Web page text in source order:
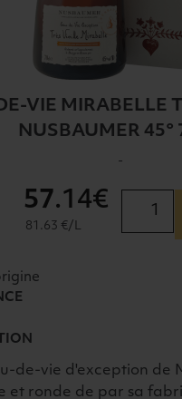
VIE MIRABELLE
NUSBAUMER 45°
-
45°
57.14€
81.63 €/L
de-vie d'exception de
et ronde de par sa